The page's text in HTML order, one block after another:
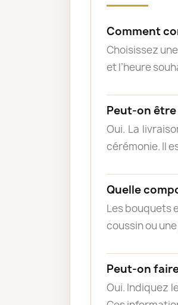
Comment
Choisissez
et l’heure
Peut-on être
Oui. La
cérémonie. Il
Quelle
Les bouquets
coussin ou
Peut-on
Oui. Indiquez